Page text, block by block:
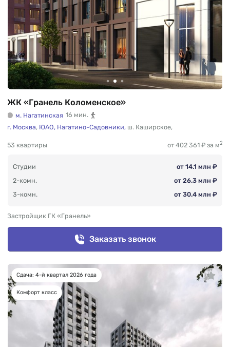
ЖК «Гранель Коломенское»
м. Нагатинская 16 мин.
г. Москва, ЮАО, Нагатино-Садовники, ш. Каширское,
53 квартиры от 402 361 ₽ за м2
Студии
от 14.1 млн ₽
2-комн.
от 26.3 млн ₽
3-комн.
от 30.4 млн ₽
Застройщик ГК «Гранель»
Заказать звонок
Сдача: 4-й квартал 2026 года
Комфорт класс